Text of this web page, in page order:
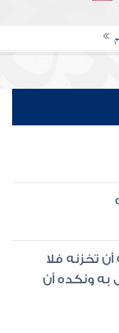
تخزنه فلا
به ونكده أن